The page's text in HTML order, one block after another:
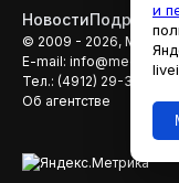
Новости
© 2009 - 2026,
E-mail:
Тел.: (4912) 29-33-66
Об агентстве
и